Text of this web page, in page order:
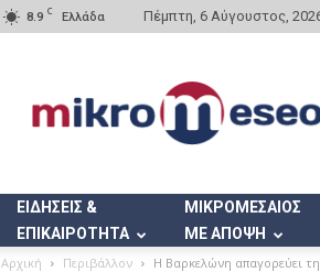
8.9 C Ελλάδα Πέμπτη, 6 Αύγουστος,
ΕΙΔΗΣΕΙΣ &
ΕΠΙΚΑΙΡΟΤΗΤΑ
ΜΙΚΡΟΜΕΣΑΙΟΣ
ΜΕ ΑΠΟΨΗ
Αρχική Περιβάλλον Η Βαρκελώνη απαγορεύει